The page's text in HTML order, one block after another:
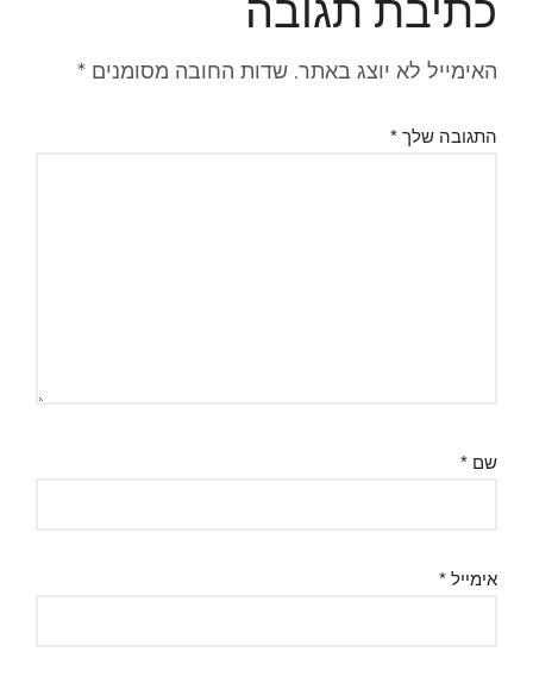
האימייל לא יוצג באתר. שדות החובה מסומנים *
התגובה שלך *
שם *
אימייל *